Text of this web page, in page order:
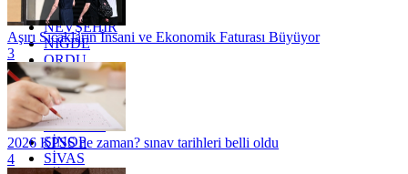
MUŞ
NEVŞEHİR
NİĞDE
ORDU
OSMANİYE
RİZE
SAKARYA
SAMSUN
SİNOP
SİVAS
Aşırı Sıcakların İnsani ve Ekonomik Faturası Büyüyor
3
2026 KPSS ne zaman? sınav tarihleri belli oldu
4